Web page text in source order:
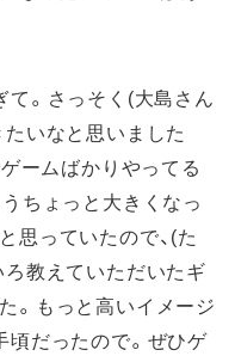
て。さっそく(大島さん
いなと思いました
ームばかりやってる
ちょっと大きくなっ
思っていたので、(た
教えていただいたギ
。もっと高いイメージ
頃だったので。ぜひゲ